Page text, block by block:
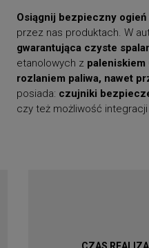
Osiągnij bezpieczny ogień
przez nas produktach. W
gwarantująca czyste
etanolowych z paleniskiem
rozlaniem paliwa, nawet
posiada: czujniki
czy też możliwość
CZAS